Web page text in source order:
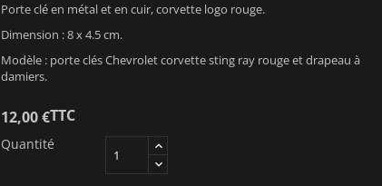
Porte clé en métal et en cuir, corvette logo rouge.
Dimension : 8 x 4.5 cm.
Modèle : porte clés Chevrolet corvette sting ray rouge et drapeau à
damiers.
12,00 €TTC
Quantité